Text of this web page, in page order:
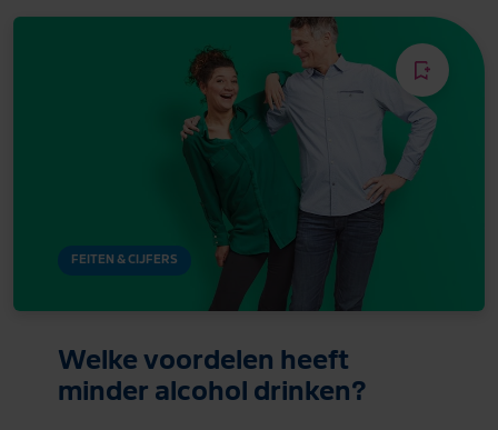
FEITEN & CIJFERS
Welke voordelen heeft
minder alcohol drinken?